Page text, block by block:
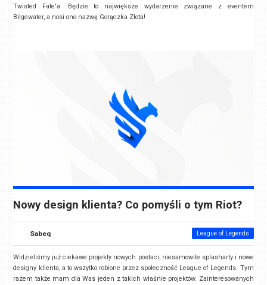
Twisted Fate'a. Będzie to największe wydarzenie związane z eventem
Bilgewater, a nosi ono nazwę Gorączka Złota!
Nowy design klienta? Co pomyśli o tym Riot?
Sabeq League of Legends
Widzieliśmy już ciekawe projekty nowych postaci, niesamowite splasharty i nowe
designy klienta, a to wszytko robione przez społeczność League of Legends. Tym
razem także mam dla Was jeden z takich właśnie projektów. Zainteresowanych